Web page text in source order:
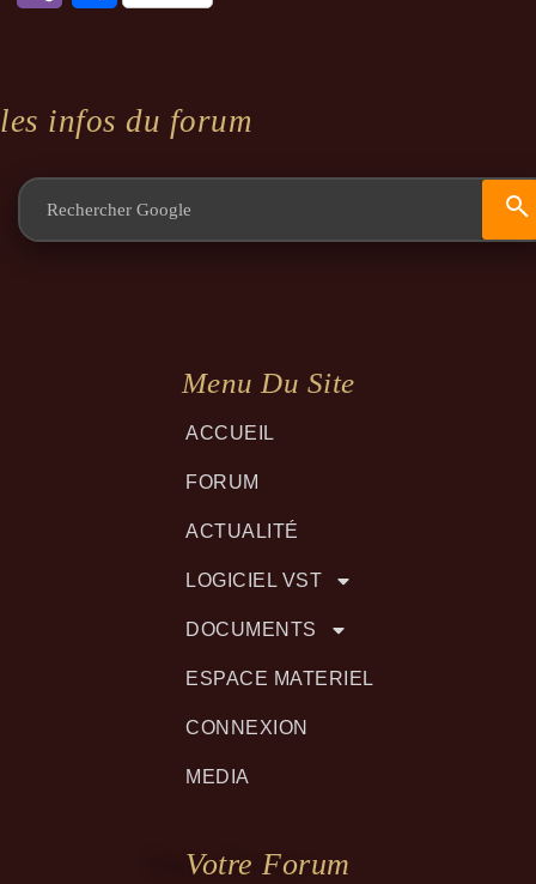
les infos du forum
Menu Du Site
ACCUEIL
FORUM
ACTUALITÉ
LOGICIEL VST
DOCUMENTS
ESPACE MATERIEL
CONNEXION
MEDIA
Votre Forum